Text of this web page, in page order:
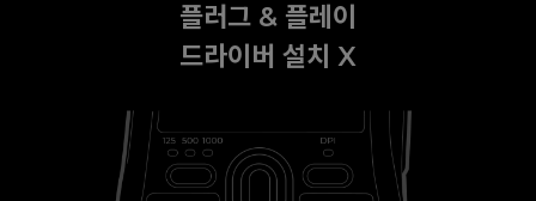
플러그 & 플레이
드라이버 설치 X